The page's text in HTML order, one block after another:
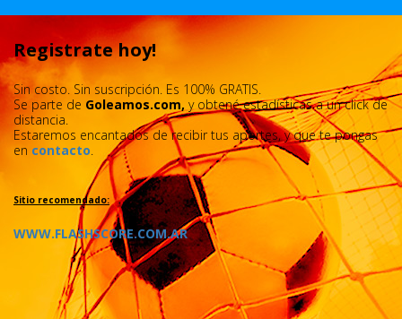
Registrate hoy!
Sin costo. Sin suscripción. Es 100% GRATIS.
Se parte de Goleamos.com, y obtené estadísticas a un click de
distancia.
Estaremos encantados de recibir tus aportes, y que te pongas
en contacto.
Sitio recomendado:
WWW.FLASHSCORE.COM.AR